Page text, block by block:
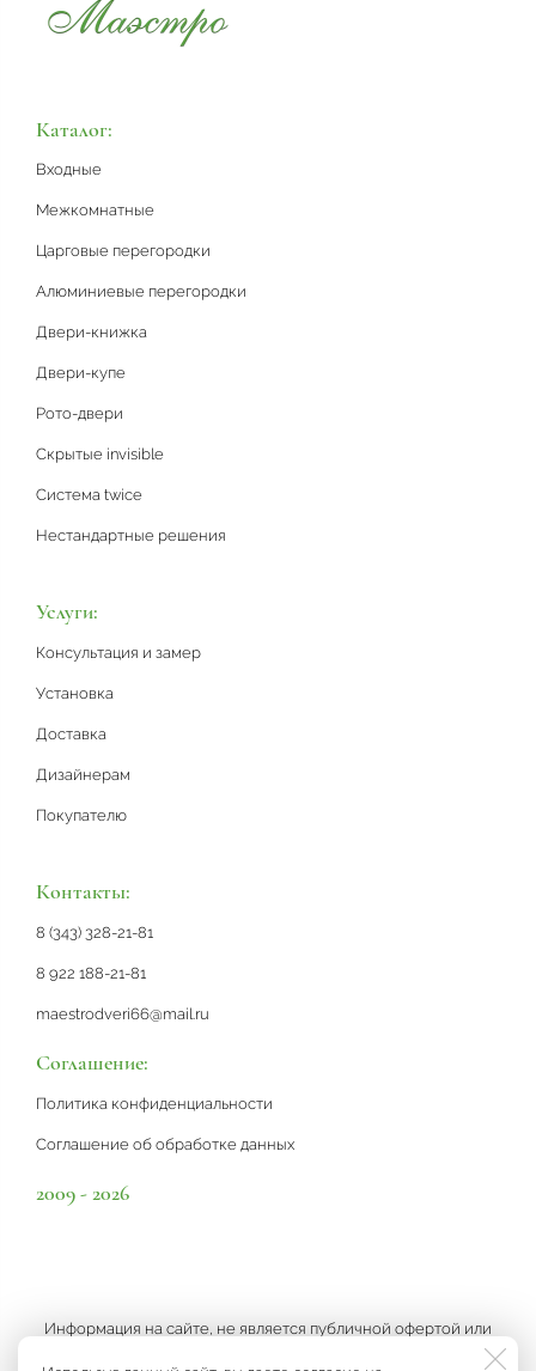
Каталог:
Входные
Межкомнатные
Царговые перегородки
Алюминиевые перегородки
Двери-книжка
Двери-купе
Рото-двери
Скрытые invisible
Система twice
Нестандартные решения
Услуги:
Консультация и замер
Установка
Доставка
Дизайнерам
Покупателю
Контакты:
8 (343) 328-21-81
8 922 188-21-81
maestrodveri66@mail.ru
Соглашение:
Политика конфиденциальности
Соглашение об обработке данных
2009 - 2026
Информация на сайте, не является публичной офертой или
рекламой, а носит информационный характер и может быть